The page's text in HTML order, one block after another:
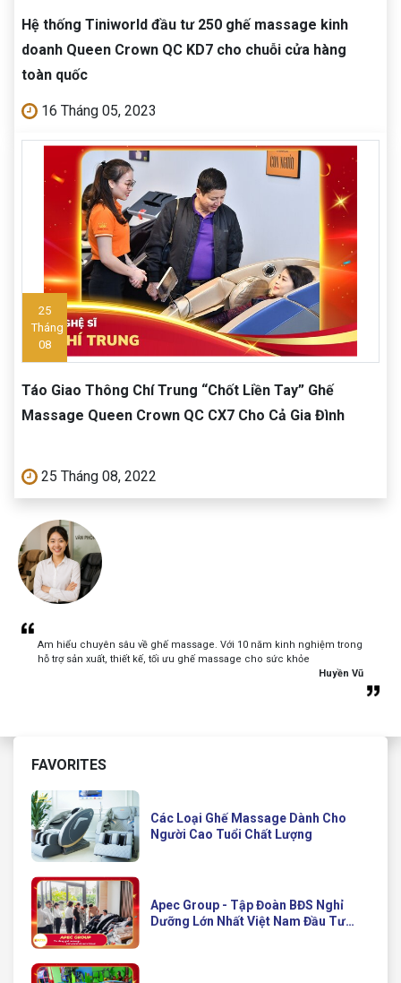
Hệ thống Tiniworld đầu tư 250 ghế massage kinh
doanh Queen Crown QC KD7 cho chuỗi cửa hàng
toàn quốc
16 Tháng 05, 2023
25
Tháng
08
Táo Giao Thông Chí Trung “Chốt Liền Tay” Ghế
Massage Queen Crown QC CX7 Cho Cả Gia Đình
25 Tháng 08, 2022
Am hiểu chuyên sâu về ghế massage. Với 10 năm kinh nghiệm trong
hỗ trợ sản xuất, thiết kế, tối ưu ghế massage cho sức khỏe
Huyền Vũ
FAVORITES
Các Loại Ghế Massage Dành Cho
Người Cao Tuổi Chất Lượng
Apec Group - Tập Đoàn BĐS Nghỉ
Dưỡng Lớn Nhất Việt Nam Đầu Tư